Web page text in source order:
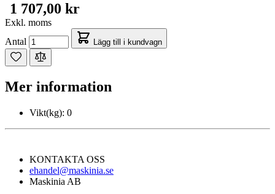
1 707,00 kr
Exkl. moms
Antal
Lägg till i kundvagn
Mer information
Vikt(kg): 0
KONTAKTA OSS
ehandel@maskinia.se
Maskinia AB